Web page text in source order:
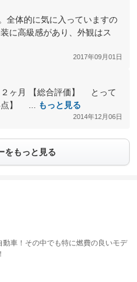
全体的に気に入っていますの
に高級感があり、外観はス
2017年09月01日
ヶ月 【総合評価】 とって
点】 ...
もっと見る
2014年12月06日
をもっと見る
動車！その中でも特に燃費の良いモデ